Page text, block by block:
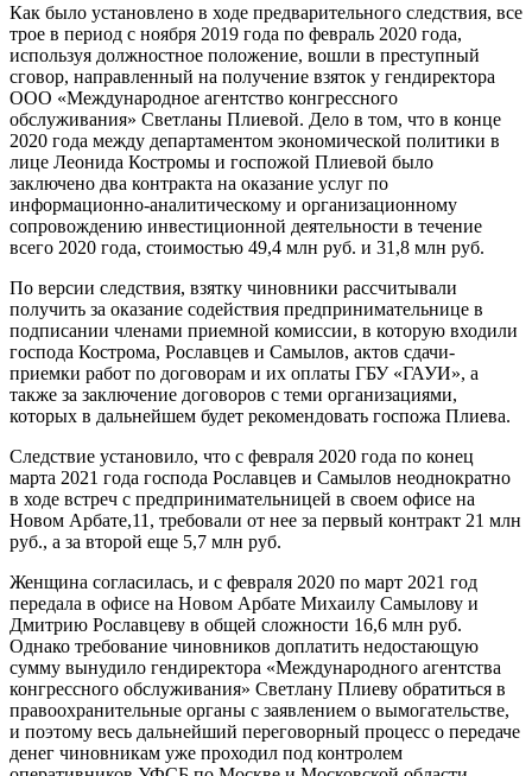
Как было установлено в ходе предварительного следствия, все
трое в период с ноября 2019 года по февраль 2020 года,
используя должностное положение, вошли в преступный
сговор, направленный на получение взяток у гендиректора
ООО «Международное агентство конгрессного
обслуживания» Светланы Плиевой. Дело в том, что в конце
2020 года между департаментом экономической политики в
лице Леонида Костромы и госпожой Плиевой было
заключено два контракта на оказание услуг по
информационно-аналитическому и организационному
сопровождению инвестиционной деятельности в течение
всего 2020 года, стоимостью 49,4 млн руб. и 31,8 млн руб.
По версии следствия, взятку чиновники рассчитывали
получить за оказание содействия предпринимательнице в
подписании членами приемной комиссии, в которую входили
господа Кострома, Рославцев и Самылов, актов сдачи-
приемки работ по договорам и их оплаты ГБУ «ГАУИ», а
также за заключение договоров с теми организациями,
которых в дальнейшем будет рекомендовать госпожа Плиева.
Следствие установило, что с февраля 2020 года по конец
марта 2021 года господа Рославцев и Самылов неоднократно
в ходе встреч с предпринимательницей в своем офисе на
Новом Арбате,11, требовали от нее за первый контракт 21 млн
руб., а за второй еще 5,7 млн руб.
Женщина согласилась, и с февраля 2020 по март 2021 год
передала в офисе на Новом Арбате Михаилу Самылову и
Дмитрию Рославцеву в общей сложности 16,6 млн руб.
Однако требование чиновников доплатить недостающую
сумму вынудило гендиректора «Международного агентства
конгрессного обслуживания» Светлану Плиеву обратиться в
правоохранительные органы с заявлением о вымогательстве,
и поэтому весь дальнейший переговорный процесс о передаче
денег чиновникам уже проходил под контролем